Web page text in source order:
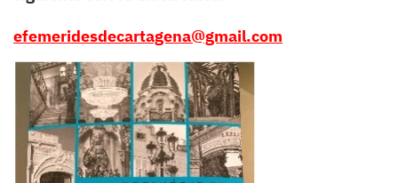
efemeridesdecartagena@gmail.com